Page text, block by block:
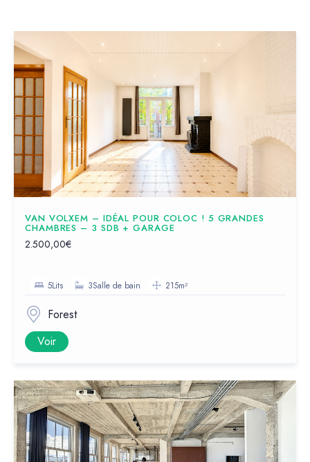
VAN VOLXEM – IDÉAL POUR COLOC ! 5 GRANDES
CHAMBRES – 3 SDB + GARAGE
2.500,00€
5Lits 3Salle de bain 215m²
Forest
Voir